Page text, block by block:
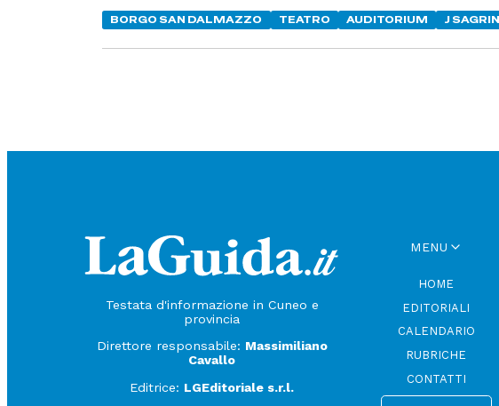
BORGO SAN DALMAZZO TEATRO AUDITORIUM J
Testata d'informazione in Cuneo e
provincia
Direttore responsabile: Massimiliano
Cavallo
Editrice: LGEditoriale s.r.l.
MENU
HOME
EDITORIALI
CALENDARIO
RUBRICHE
CONTATTI